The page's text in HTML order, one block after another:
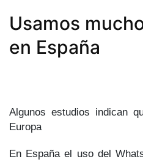
Usamos
en España
Algunos estudios indican
Europa
En España el uso del